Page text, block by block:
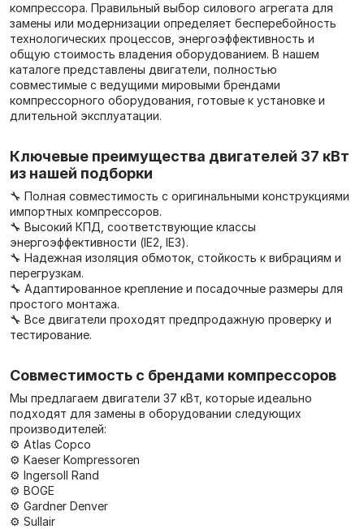
компрессора. Правильный выбор силового агрегата для
замены или модернизации определяет бесперебойность
технологических процессов, энергоэффективность и
общую стоимость владения оборудованием. В нашем
каталоге представлены двигатели, полностью
совместимые с ведущими мировыми брендами
компрессорного оборудования, готовые к установке и
длительной эксплуатации.
Ключевые преимущества двигателей 37 кВт
из нашей подборки
🔧 Полная совместимость с оригинальными конструкциями
импортных компрессоров.
🔧 Высокий КПД, соответствующие классы
энергоэффективности (IE2, IE3).
🔧 Надежная изоляция обмоток, стойкость к вибрациям и
перегрузкам.
🔧 Адаптированное крепление и посадочные размеры для
простого монтажа.
🔧 Все двигатели проходят предпродажную проверку и
тестирование.
Совместимость с брендами компрессоров
Мы предлагаем двигатели 37 кВт, которые идеально
подходят для замены в оборудовании следующих
производителей:
⚙️ Atlas Copco
⚙️ Kaeser Kompressoren
⚙️ Ingersoll Rand
⚙️ BOGE
⚙️ Gardner Denver
⚙️ Sullair